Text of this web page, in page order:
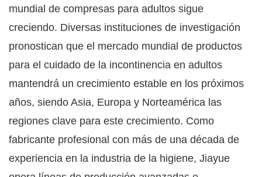
mundial de compresas para adultos sigue
creciendo. Diversas instituciones de investigación
pronostican que el mercado mundial de productos
para el cuidado de la incontinencia en adultos
mantendrá un crecimiento estable en los próximos
años, siendo Asia, Europa y Norteamérica las
regiones clave para este crecimiento. Como
fabricante profesional con más de una década de
experiencia en la industria de la higiene, Jiayue